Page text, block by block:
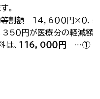
。
割額 １4，6００円×０．
35０円が医療分の軽減額
、 １１6，0００円 …①